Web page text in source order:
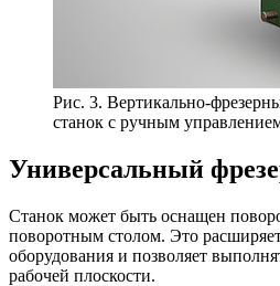
Рис. 3. Вертикально-
станок с ручным
Универсальный
Станок может быть оснащен
поворотным столом. Это
оборудования и позволяет
рабочей плоскости.